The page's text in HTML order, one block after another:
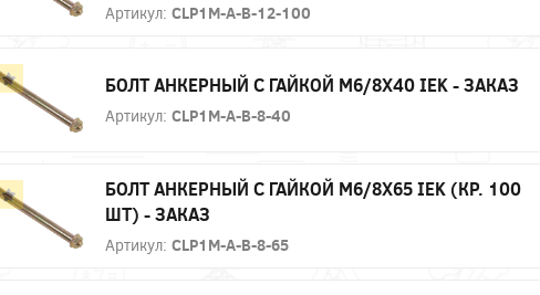
Артикул: CLP1M-A-B-12-100
БОЛТ АНКЕРНЫЙ С ГАЙКОЙ М6/8Х40 IEK - ЗАКАЗ
Артикул: CLP1M-A-B-8-40
БОЛТ АНКЕРНЫЙ С ГАЙКОЙ М6/8Х65 IEK (КР. 100
ШТ) - ЗАКАЗ
Артикул: CLP1M-A-B-8-65